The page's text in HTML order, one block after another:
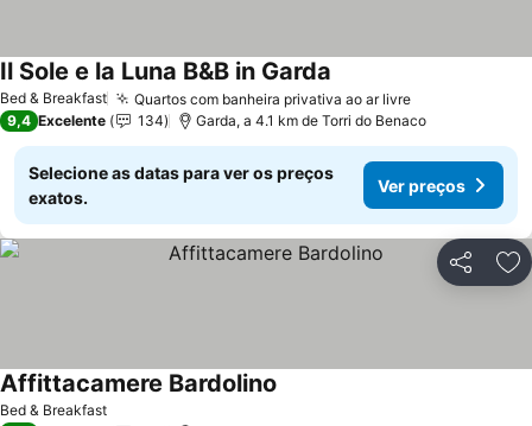
Bed & Breakfast Quartos com banheira privativa ao ar livreVer preços
Il Sole e la Luna B&B in Garda
9,4 Excelente 134 Garda, a 4.1 km de Torri do Benaco
Selecione as datas para ver os preços
exatos.
Ver preços
Partilhar
Bed & Breakfast
Affittacamere Bardolino